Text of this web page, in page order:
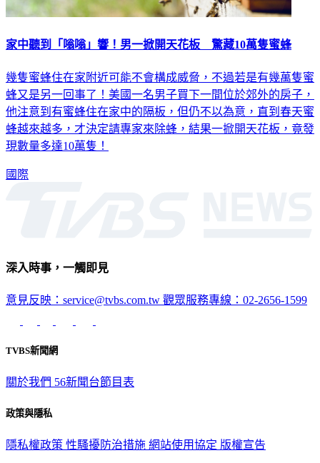
家中聽到「嗡嗡」響！男一掀開天花板 驚藏10萬隻蜜蜂
幾隻蜜蜂住在家附近可能不會構成威脅，不過若是有幾萬隻蜜
蜂又是另一回事了！美國一名男子買下一間位於郊外的房子，
他注意到有蜜蜂住在家中的隔板，但仍不以為意，直到春天蜜
蜂越來越多，才決定請專家來除蜂，結果一掀開天花板，竟發
現數量多達10萬隻！
國際
深入時事，一觸即見
意見反映：service@tvbs.com.tw 觀眾服務專線：02-2656-1599
TVBS新聞網
關於我們 56新聞台節目表
政策與隱私
隱私權政策 性騷擾防治措施 網站使用協定 版權宣告